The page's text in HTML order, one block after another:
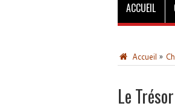
ACCUEIL
Accueil »
Le